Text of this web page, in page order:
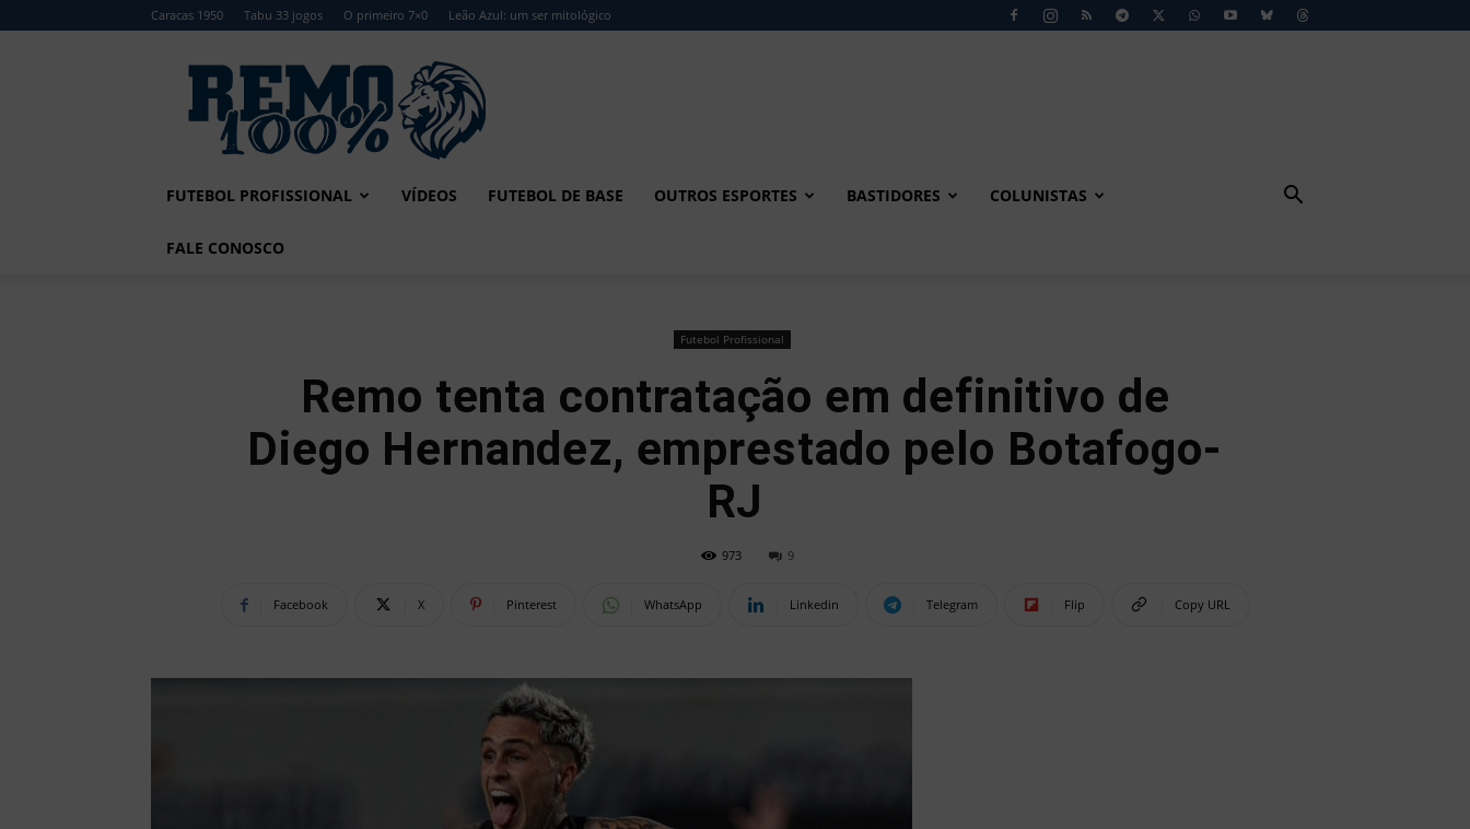
Caracas 1950 Tabu 33 jogos O primeiro 7×0 Leão Azul: um ser mitológico
Remo
FUTEBOL PROFISSIONAL VÍDEOS FUTEBOL DE BASE OUTROS ESPORTES BASTIDORES COLUNISTAS
FALE CONOSCO
Futebol Profissional
Remo tenta contratação em definitivo de
Diego Hernandez, emprestado pelo Botafogo-
RJ
973 9
Facebook X Pinterest WhatsApp Linkedin Telegram Flip Copy URL